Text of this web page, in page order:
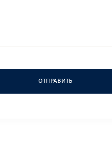
ОТПРАВИТЬ